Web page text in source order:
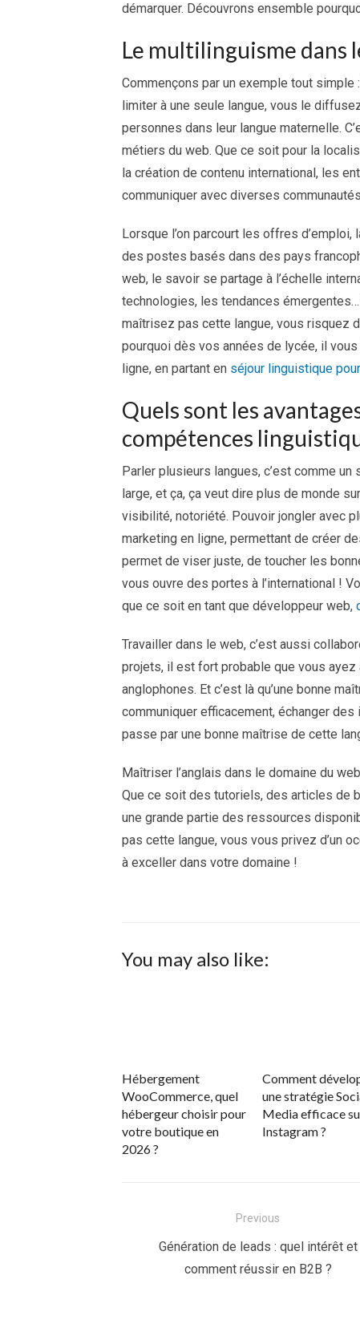
démarquer. Découvrons ensemble
Le multilinguisme dans
Commençons par un exemple tout
limiter à une seule langue, vous le
personnes dans leur langue maternelle.
métiers du web. Que ce soit pour la
la création de contenu international, les
communiquer avec diverses
Lorsque l’on parcourt les offres
des postes basés dans des pays
web, le savoir se partage à l’échelle
technologies, les tendances
maîtrisez pas cette langue, vous risquez
pourquoi dès vos années de lycée, il
ligne, en partant en séjour linguistique
Quels sont les
compétences
Parler plusieurs langues, c’est comme un
large, et ça, ça veut dire plus de monde
visibilité, notoriété. Pouvoir jongler avec
marketing en ligne, permettant de créer
permet de viser juste, de toucher les
vous ouvre des portes à l’international !
que ce soit en tant que développeur web,
Travailler dans le web, c’est aussi
projets, il est fort probable que vous
anglophones. Et c’est là qu’une bonne
communiquer efficacement, échanger
passe par une bonne maîtrise de cette
Maîtriser l’anglais dans le domaine du
Que ce soit des tutoriels, des articles de
une grande partie des ressources
pas cette langue, vous vous privez d’un
à exceller dans votre domaine !
You may also like:
Hébergement
WooCommerce, quel
hébergeur choisir pour
votre boutique en
2026 ?
Comment
une stratégie
Media efficace
Instagram ?
l’article
Previous
Previous
Génération de leads : quel intérêt et
comment réussir en B2B ?